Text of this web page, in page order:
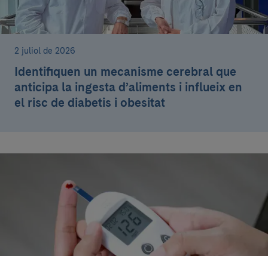
2 juliol de 2026
Identifiquen un mecanisme cerebral que
anticipa la ingesta d’aliments i influeix en
el risc de diabetis i obesitat